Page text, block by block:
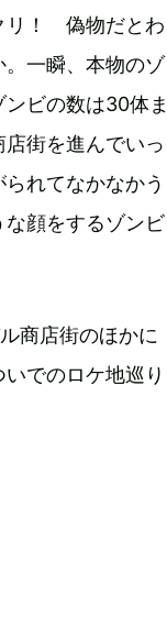
リ！ 偽物だとわ
一瞬、本物のゾ
ビの数は30体ま
街を進んでいっ
れてなかなかう
顔をするゾンビ
商店街のほかに
でのロケ地巡り